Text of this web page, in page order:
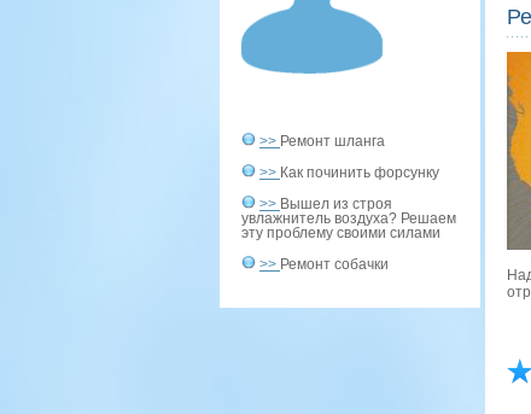
>> Ремонт шланга
>> Как починить форсунку
>> Вышел из строя
увлажнитель воздуха? Решаем
эту проблему своими силами
>> Ремонт собачки